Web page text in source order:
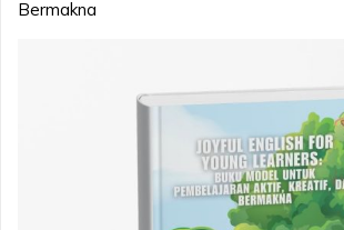
Bermakna